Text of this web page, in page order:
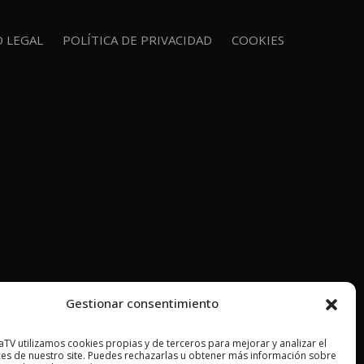
Gestionar consentimiento
utilizamos cookies propias y de terceros para mejorar y analizar el
de nuestro site. Puedes rechazarlas u obtener más información sobre
LEGAL POLÍTICA DE PRIVACIDAD COOKIES